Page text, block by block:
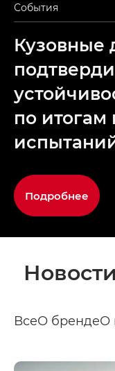
События
Кузовные
по
Подробнее
ВсеО брендеО